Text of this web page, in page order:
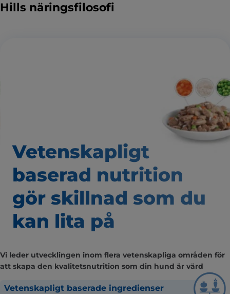
Hills näringsfilosofi
Vetenskapligt
baserad nutrition
gör skillnad som du
kan lita på
Vi leder utvecklingen inom flera vetenskapliga områden för
att skapa den kvalitetsnutrition som din hund är värd
Vetenskapligt baserade ingredienser